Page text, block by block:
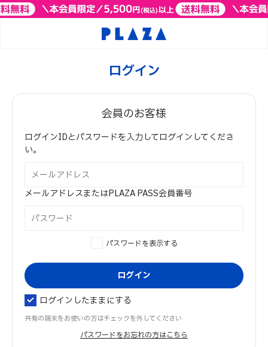
ログイン
会員のお客様
ログインIDとパスワードを入力してログインしてくださ
い。
メールアドレスまたはPLAZA PASS会員番号
パスワードを表示する
ログインしたままにする
共有の端末をお使いの方はチェックを外してください
パスワードをお忘れの方はこちら